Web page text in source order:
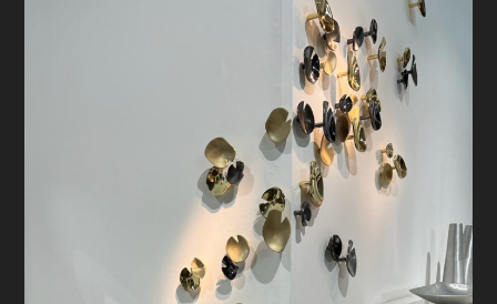
CHI SIAMO
HOME